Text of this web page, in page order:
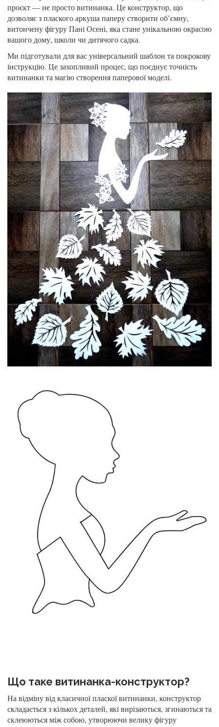
проєкт — не просто витинанка. Це конструктор, що
дозволяє з плаского аркуша паперу створити об’ємну,
витончену фігуру Пані Осені, яка стане унікальною окрасою
вашого дому, школи чи дитячого садка.
Ми підготували для вас універсальний шаблон та покрокову
інструкцію. Це захопливий процес, що поєднує точність
витинанки та магію створення паперової моделі.
Що таке витинанка-конструктор?
На відміну від класичної пласкої витинанки, конструктор
складається з кількох деталей, які вирізаються, згинаються та
склеюються між собою, утворюючи велику фігуру